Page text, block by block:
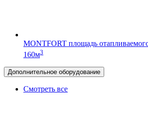
MONTFORT площадь
160м3
Дополнительное оборудование
Смотреть все